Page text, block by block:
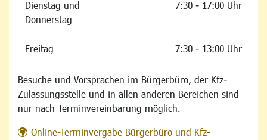
Dienstag und
Donnerstag
7:30 - 17:00 Uhr
Freitag 7:30 - 13:00 Uhr
Besuche und Vorsprachen im Bürgerbüro, der Kfz-
Zulassungsstelle und in allen anderen Bereichen sind
nur nach Terminvereinbarung möglich.
Online-Terminvergabe Bürgerbüro und Kfz-